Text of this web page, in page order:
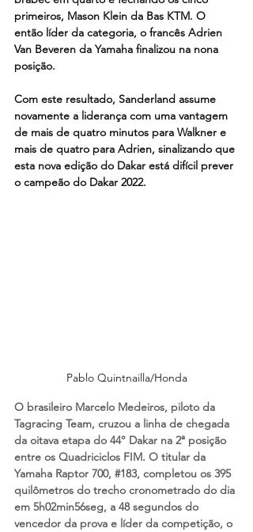
primeiros, Mason Klein da Bas KTM. O
então líder da categoria, o francês Adrien
Van Beveren da Yamaha finalizou na nona
posição.
Com este resultado, Sanderland assume
novamente a liderança com uma vantagem
de mais de quatro minutos para Walkner e
mais de quatro para Adrien, sinalizando que
esta nova edição do Dakar está difícil prever
o campeão do Dakar 2022.
Pablo Quintnailla/Honda
O brasileiro Marcelo Medeiros, piloto da
Tagracing Team, cruzou a linha de chegada
da oitava etapa do 44° Dakar na 2ª posição
entre os Quadriciclos FIM. O titular da
Yamaha Raptor 700, #183, completou os 395
quilômetros do trecho cronometrado do dia
em 5h02min56seg, a 48 segundos do
vencedor da prova e líder da competição, o